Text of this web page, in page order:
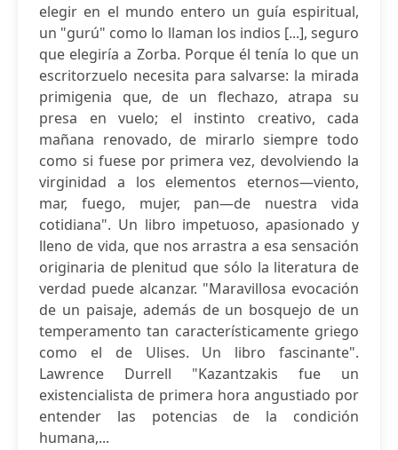
elegir en el mundo entero un guía espiritual,
un "gurú" como lo llaman los indios [...], seguro
que elegiría a Zorba. Porque él tenía lo que un
escritorzuelo necesita para salvarse: la mirada
primigenia que, de un flechazo, atrapa su
presa en vuelo; el instinto creativo, cada
mañana renovado, de mirarlo siempre todo
como si fuese por primera vez, devolviendo la
virginidad a los elementos eternos—viento,
mar, fuego, mujer, pan—de nuestra vida
cotidiana". Un libro impetuoso, apasionado y
lleno de vida, que nos arrastra a esa sensación
originaria de plenitud que sólo la literatura de
verdad puede alcanzar. "Maravillosa evocación
de un paisaje, además de un bosquejo de un
temperamento tan característicamente griego
como el de Ulises. Un libro fascinante".
Lawrence Durrell "Kazantzakis fue un
existencialista de primera hora angustiado por
entender las potencias de la condición
humana,...